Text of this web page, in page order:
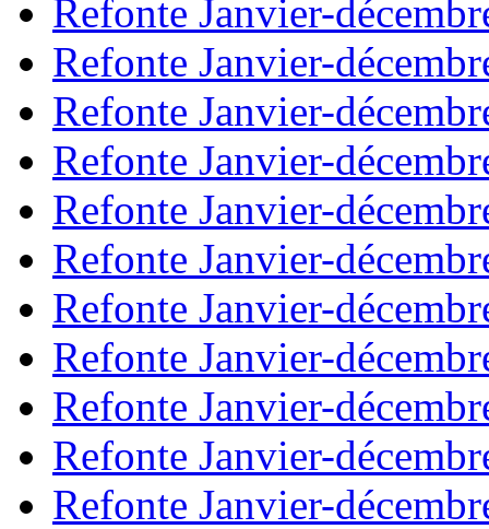
Refonte Janvier-
Refonte Janvier-
Refonte Janvier-
Refonte Janvier-
Refonte Janvier-
Refonte Janvier-
Refonte Janvier-
Refonte Janvier-
Refonte Janvier-
Refonte Janvier-
Refonte Janvier-